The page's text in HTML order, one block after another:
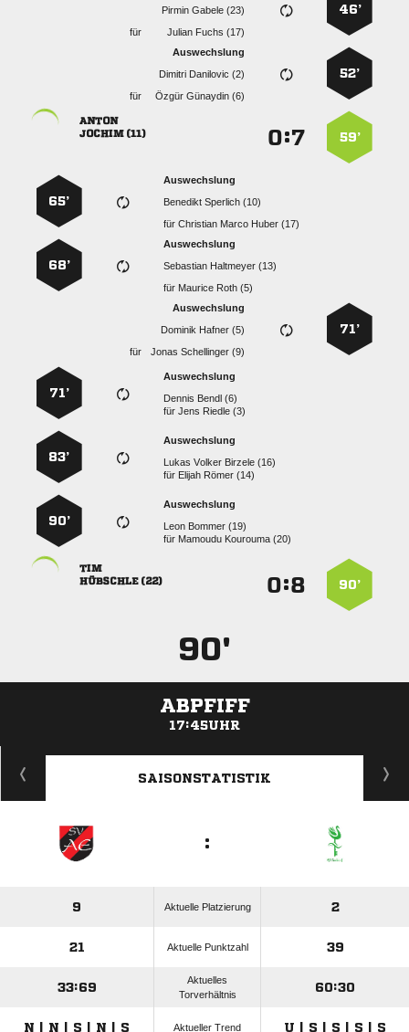
46’
  
für
  
52’
Auswechslung
  
für
  
59’
:

 
Auswechslung
  
für   
65’
Auswechslung
  
für   
68’
71’
Auswechslung
  
für
  
Auswechslung
  
für  
71’
Auswechslung
   
für   
83’
Auswechslung
  
für   
90’
90’
:

 
90'
ABPFIFF
17:45UHR
ANZEIGE
SAISONSTATISTIK
:
9 Aktuelle Platzierung 2
21 Aktuelle Punktzahl 39
33:69
Aktuelles
Torverhältnis
60:30
N | N | S | N | S Aktueller Trend U | S | S | S | S